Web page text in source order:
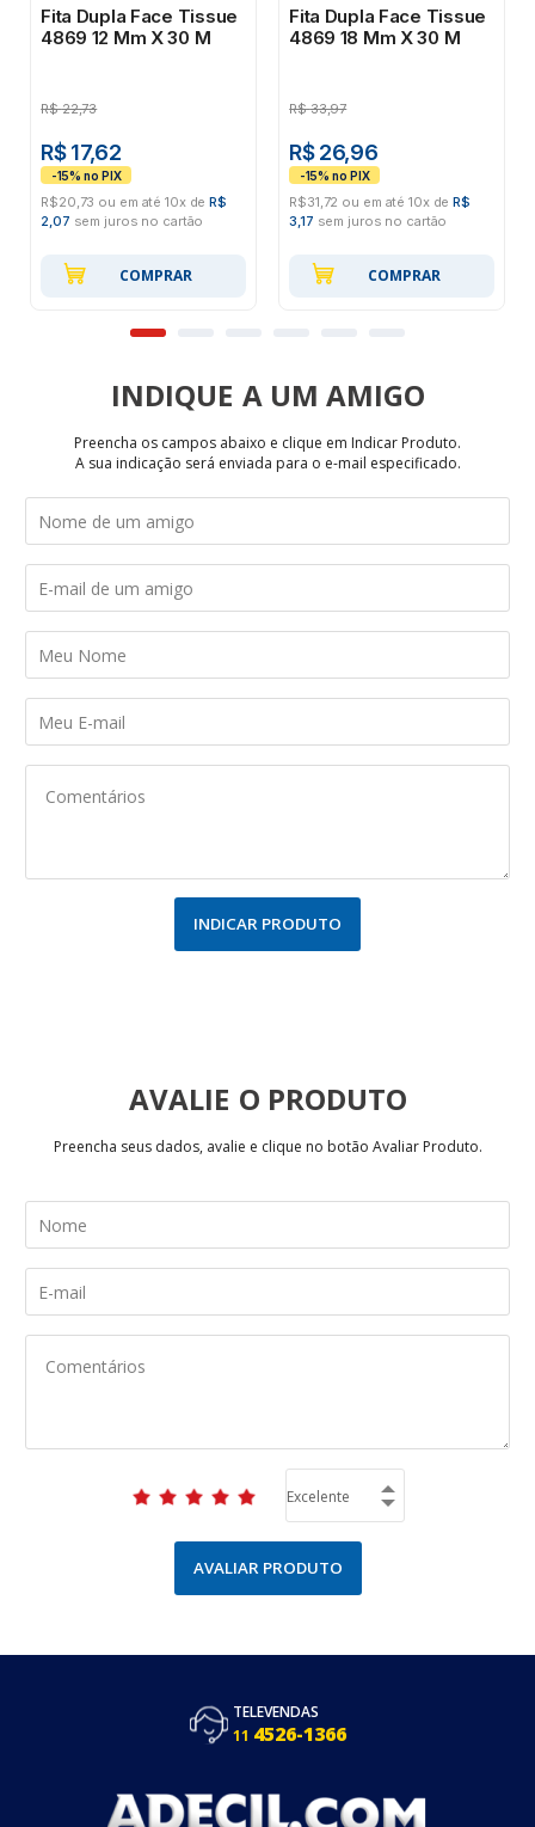
Fita Dupla Face Tissue
4869 12 Mm X 30 M
R$ 22,73
R$ 17,62
R$20,73 ou em até 10x deR$
2,07 sem juros no cartão
COMPRAR
Fita Dupla Face Tissue
4869 18 Mm X 30 M
R$ 33,97
R$ 26,96
R$31,72 ou em até 10x deR$
3,17 sem juros no cartão
COMPRAR
INDIQUE
Preencha os campos abaixo e clique em Indicar Produto.
A sua indicação será enviada para o e-mail especificado.
INDICAR PRODUTO
AVALIE
Preencha seus dados, avalie e clique no botão Avaliar Produto.
AVALIAR PRODUTO
TELEVENDAS
11 4526-1366